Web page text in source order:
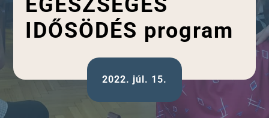
IDŐSÖDÉS program
2022. júl. 15.